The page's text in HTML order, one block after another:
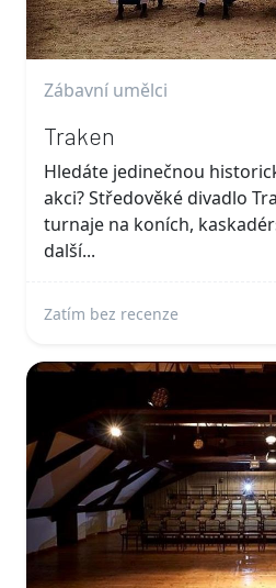
Zábavní umělci
Traken
Hledáte jedinečnou
akci? Středověké divadlo
turnaje na koních,
další...
Zatím bez recenze